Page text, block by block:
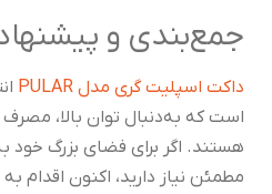
جمع‌بندی و
داکت اسپلیت گری مدل PULAR
است که به‌دنبال توان بالا، مصرف
هستند. اگر برای فضای بزرگ خود
مطمئن نیاز دارید، اکنون اقدام به